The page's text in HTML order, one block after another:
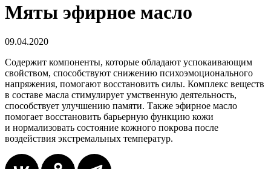
Мяты эфирное масло
09.04.2020
Содержит компоненты, которые обладают успокаивающим
свойством, способствуют снижению психоэмоционального
напряжения, помогают восстановить силы. Комплекс веществ
в составе масла стимулирует умственную деятельность,
способствует улучшению памяти. Также эфирное масло
помогает восстановить барьерную функцию кожи
и нормализовать состояние кожного покрова после
воздействия экстремальных температур.